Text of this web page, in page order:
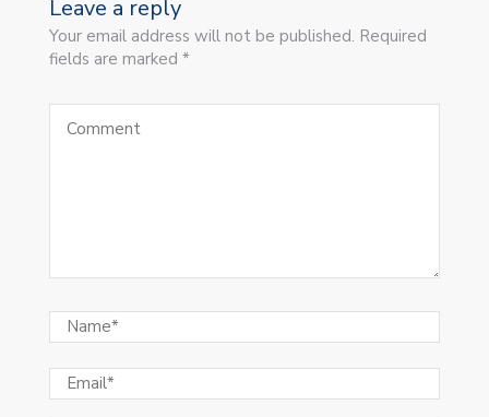
Leave a reply
Your email address will not be published. Required
fields are marked *